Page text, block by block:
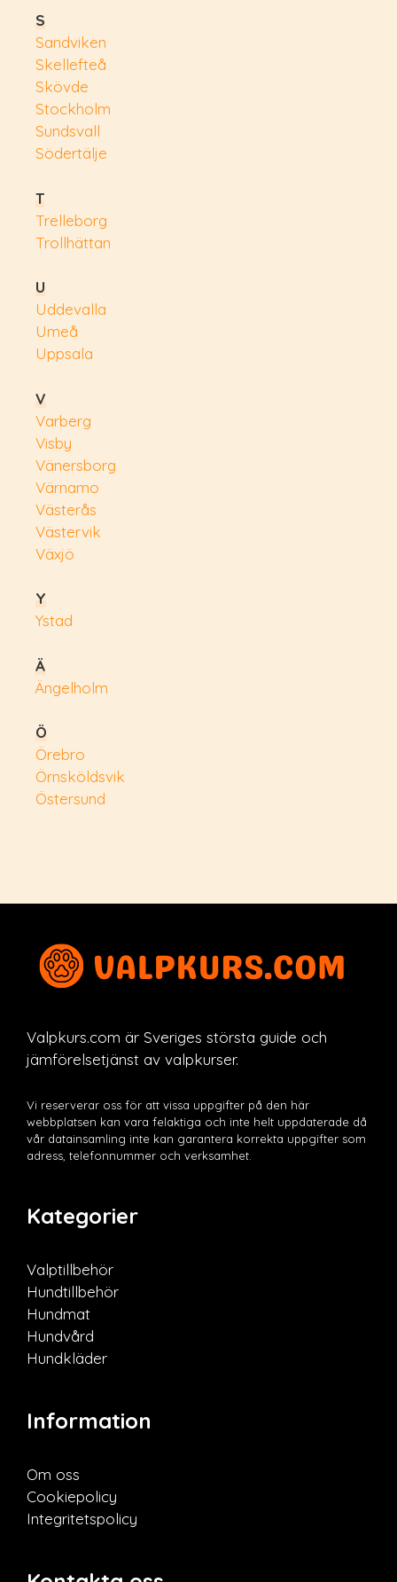
S
Sandviken
Skellefteå
Skövde
Stockholm
Sundsvall
Södertälje
T
Trelleborg
Trollhättan
U
Uddevalla
Umeå
Uppsala
V
Varberg
Visby
Vänersborg
Värnamo
Västerås
Västervik
Växjö
Y
Ystad
Ä
Ängelholm
Ö
Örebro
Örnsköldsvik
Östersund
Valpkurs.com är Sveriges största guide och
jämförelsetjänst av valpkurser.
Vi reserverar oss för att vissa uppgifter på den här
webbplatsen kan vara felaktiga och inte helt uppdaterade då
vår datainsamling inte kan garantera korrekta uppgifter som
adress, telefonnummer och verksamhet.
Kategorier
Valptillbehör
Hundtillbehör
Hundmat
Hundvård
Hundkläder
Information
Om oss
Cookiepolicy
Integritetspolicy